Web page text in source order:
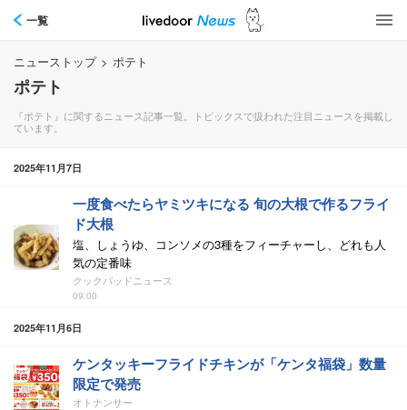
一覧
ニューストップ > ポテト
ポテト
『ポテト』に関するニュース記事一覧。トピックスで扱われた注目ニュースを掲載し
ています。
2025年11月7日
一度食べたらヤミツキになる 旬の大根で作るフライ
ド大根
塩、しょうゆ、コンソメの3種をフィーチャーし、どれも人
気の定番味
クックパッドニュース
09:00
2025年11月6日
ケンタッキーフライドチキンが「ケンタ福袋」数量
限定で発売
オトナンサー